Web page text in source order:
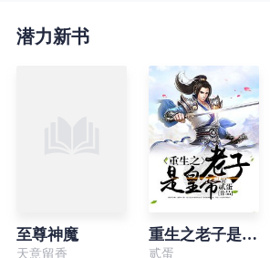
潜力新书
至尊神魔
天意留香
重生之老子是皇帝
贰蛋